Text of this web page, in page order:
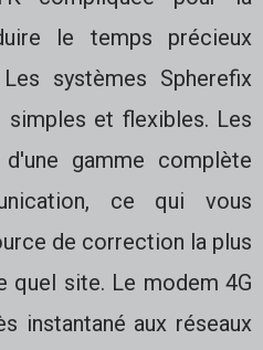
le temps précieux
systèmes Spherefix
et flexibles. Les
gamme complète
ce qui vous
de correction la plus
quel site. Le modem 4G
instantané aux réseaux